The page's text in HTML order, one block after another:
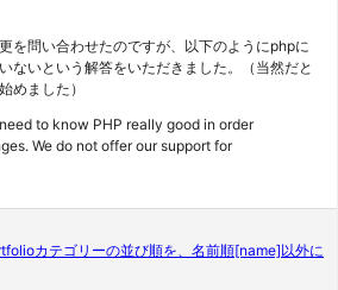
を問い合わせたのですが、以下のようにphpに
ないという解答をいただきました。（当然だと
めました）
to know PHP really good in order
We do not offer our support for
カテゴリーの並び順を、名前順[name]以外に